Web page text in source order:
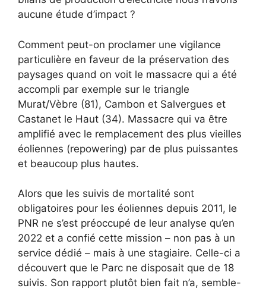
aucune étude d’impact ?
Comment peut-on proclamer une vigilance
particulière en faveur de la préservation des
paysages quand on voit le massacre qui a été
accompli par exemple sur le triangle
Murat/Vèbre (81), Cambon et Salvergues et
Castanet le Haut (34). Massacre qui va être
amplifié avec le remplacement des plus vieilles
éoliennes (repowering) par de plus puissantes
et beaucoup plus hautes.
Alors que les suivis de mortalité sont
obligatoires pour les éoliennes depuis 2011, le
PNR ne s’est préoccupé de leur analyse qu’en
2022 et a confié cette mission – non pas à un
service dédié – mais à une stagiaire. Celle-ci a
découvert que le Parc ne disposait que de 18
suivis. Son rapport plutôt bien fait n’a, semble-